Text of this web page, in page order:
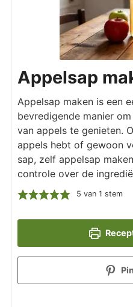
Appelsap
Appelsap maken is een
bevredigende manier
van appels te genieten.
appels hebt of gewoon
sap, zelf appelsap
controle over de
5 van 1 stem